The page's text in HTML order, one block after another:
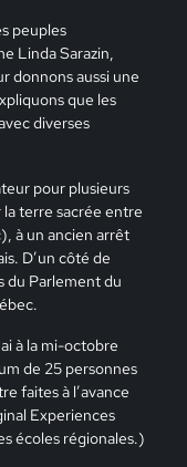
peuples
Linda Sarazin,
donnons aussi une
que les
diverses
pour plusieurs
terre sacrée entre
à un ancien arrêt
D’un côté de
du Parlement du
à la mi-octobre
de 25 personnes
faites à l’avance
Experiences
écoles régionales.)